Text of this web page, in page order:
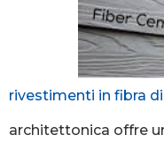
rivestimenti in fibra
architettonica offre